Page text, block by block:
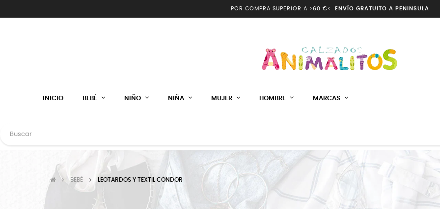
POR COMPRA SUPERIOR A >60 €< ENVÍO GRATUITO A PENINSULA
INICIO BEBÉ NIÑO NIÑA MUJER HOMBRE MARCAS
BEBÉ LEOTARDOS Y TEXTIL CONDOR